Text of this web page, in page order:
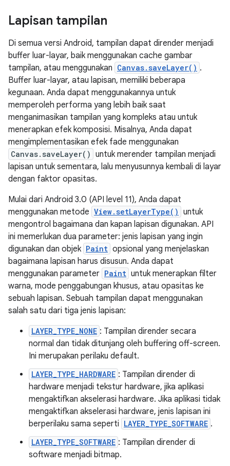
Lapisan tampilan
Di semua versi Android, tampilan dapat dirender menjadi
buffer luar-layar, baik menggunakan cache gambar
tampilan, atau menggunakan Canvas.saveLayer() .
Buffer luar-layar, atau lapisan, memiliki beberapa
kegunaan. Anda dapat menggunakannya untuk
memperoleh performa yang lebih baik saat
menganimasikan tampilan yang kompleks atau untuk
menerapkan efek komposisi. Misalnya, Anda dapat
mengimplementasikan efek fade menggunakan
Canvas.saveLayer() untuk merender tampilan menjadi
lapisan untuk sementara, lalu menyusunnya kembali di layar
dengan faktor opasitas.
Mulai dari Android 3.0 (API level 11), Anda dapat
menggunakan metode View.setLayerType() untuk
mengontrol bagaimana dan kapan lapisan digunakan. API
ini memerlukan dua parameter: jenis lapisan yang ingin
digunakan dan objek Paint opsional yang menjelaskan
bagaimana lapisan harus disusun. Anda dapat
menggunakan parameter Paint untuk menerapkan filter
warna, mode penggabungan khusus, atau opasitas ke
sebuah lapisan. Sebuah tampilan dapat menggunakan
salah satu dari tiga jenis lapisan:
LAYER_TYPE_NONE : Tampilan dirender secara
normal dan tidak ditunjang oleh buffering off-screen.
Ini merupakan perilaku default.
LAYER_TYPE_HARDWARE : Tampilan dirender di
hardware menjadi tekstur hardware, jika aplikasi
mengaktifkan akselerasi hardware. Jika aplikasi tidak
mengaktifkan akselerasi hardware, jenis lapisan ini
berperilaku sama seperti LAYER_TYPE_SOFTWARE .
LAYER_TYPE_SOFTWARE : Tampilan dirender di
software menjadi bitmap.